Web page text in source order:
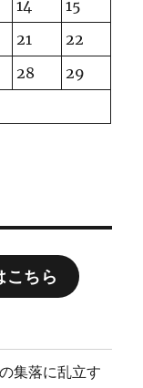
14
15
21
22
28
29
ちら
集落に乱立す